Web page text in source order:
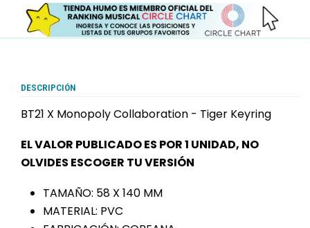
DESCRIPCIÓN
BT21 X Monopoly Collaboration - Tiger Keyring
EL VALOR PUBLICADO ES POR 1 UNIDAD, NO
OLVIDES ESCOGER TU VERSIÓN
TAMAÑO: 58 X 140 MM
MATERIAL: PVC